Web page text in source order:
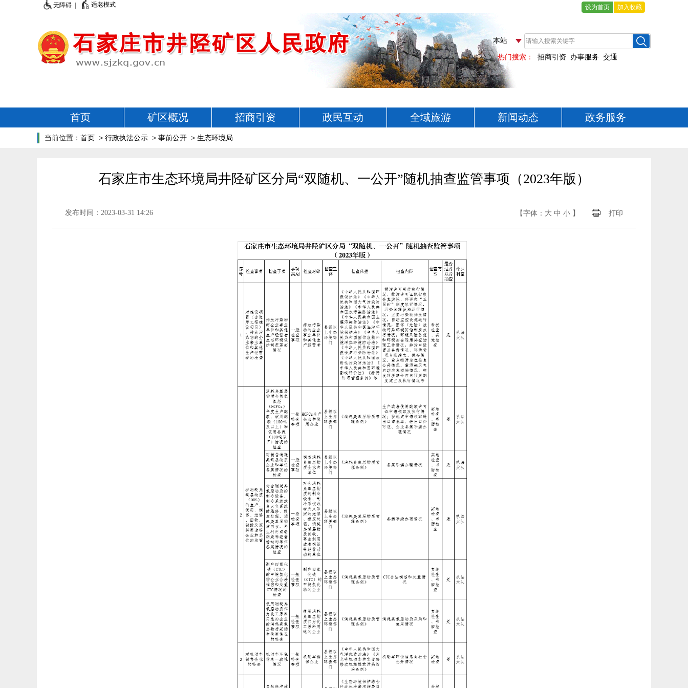
无障碍 | 适老模式 设为首页 加入收藏
首页 矿区概况 招商引资 政民互动 全域旅游 新闻动态 政务服务
当前位置： 首页 > 行政执法公示 > 事前公开 > 生态环境局
石家庄市生态环境局井陉矿区分局“双随机、一公开”随机抽查监管事项（2023年版）
发布时间：2023-03-31 14:26 【字体： 大 中 小 】 打印